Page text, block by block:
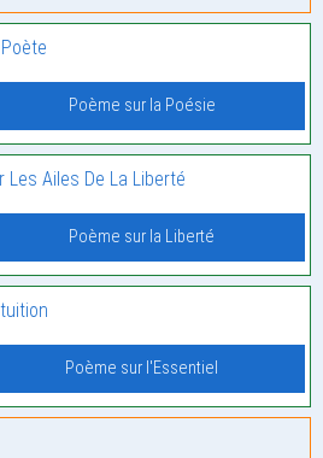
Poème sur la Poésie
Les Ailes De La Liberté
Poème sur la Liberté
Poème sur l'Essentiel